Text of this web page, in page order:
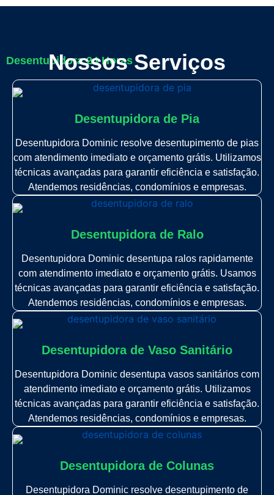
Desentupidora 24 Horas
Nossos Serviços
Desentupidora de Pia
Desentupidora Dominic resolve desentupimento de pias
com atendimento imediato e orçamento grátis. Utilizamos
técnicas avançadas para garantir eficiência e satisfação.
Atendemos residências, condomínios e empresas.
Desentupidora de Ralo
Desentupidora Dominic desentupa ralos rapidamente
com atendimento imediato e orçamento grátis. Usamos
técnicas avançadas para garantir eficiência e satisfação.
Atendemos residências, condomínios e empresas.
Desentupidora de Vaso Sanitário
Desentupidora Dominic desentupa vasos sanitários com
atendimento imediato e orçamento grátis. Utilizamos
técnicas avançadas para garantir eficiência e satisfação.
Atendemos residências, condomínios e empresas.
Desentupidora de Colunas
Desentupidora Dominic resolve desentupimento de